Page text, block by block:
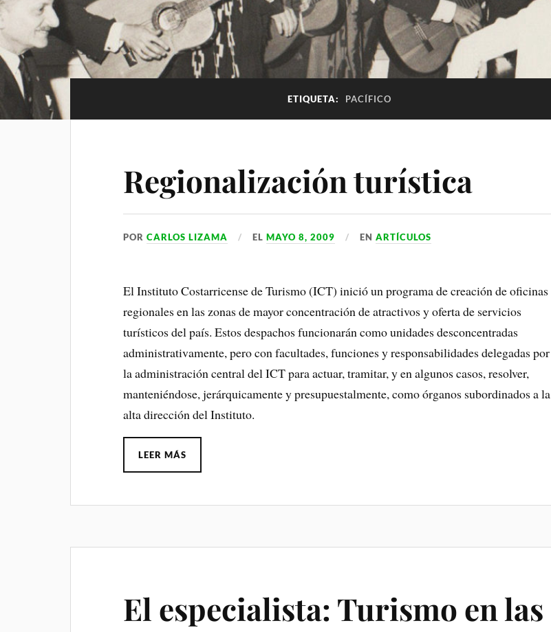
ETIQUETA: PACÍFICO
Regionalización turística
PORCARLOS LIZAMA ELMAYO 8, 2009 ENARTÍCULOS
El Instituto Costarricense de Turismo (ICT) inició un programa de creación de oficinas
regionales en las zonas de mayor concentración de atractivos y oferta de servicios
turísticos del país. Estos despachos funcionarán como unidades desconcentradas
administrativamente, pero con facultades, funciones y responsabilidades delegadas por
la administración central del ICT para actuar, tramitar, y en algunos casos, resolver,
manteniéndose, jerárquicamente y presupuestalmente, como órganos subordinados a la
alta dirección del Instituto.
LEER MÁS
El especialista: Turismo en las
pa
m
m
p
a
r
i